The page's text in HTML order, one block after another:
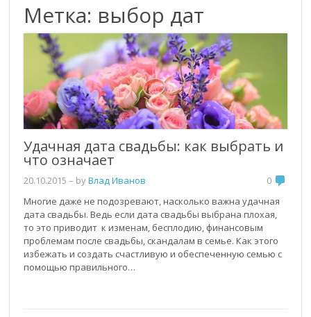
Метка: выбор дат
Удачная дата свадьбы: как выбрать и
что означает
20.10.2015 – byВлад Иванов
0
Многие даже не подозревают, насколько важна удачная
дата свадьбы. Ведь если дата свадьбы выбрана плохая,
то это приводит к изменам, бесплодию, финансовым
проблемам после свадьбы, скандалам в семье. Как этого
избежать и создать счастливую и обеспеченную семью с
помощью правильного…